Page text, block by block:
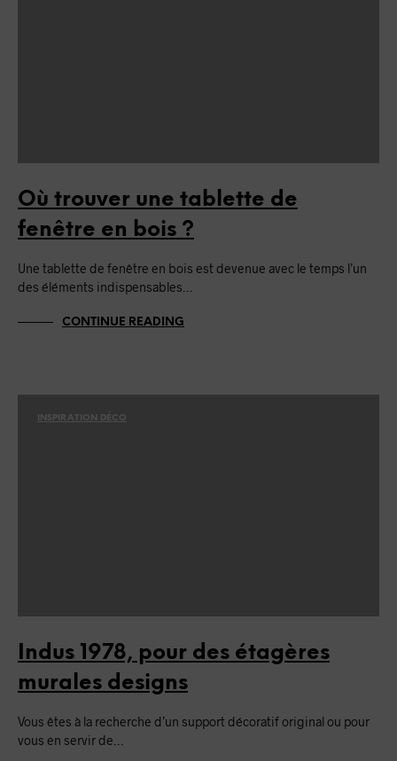
Où trouver une tablette de
fenêtre en bois ?
Une tablette de fenêtre en bois est devenue avec le temps l’un
des éléments indispensables…
CONTINUE READING
INSPIRATION DÉCO
Indus 1978, pour des étagères
murales designs
Vous êtes à la recherche d’un support décoratif original ou pour
vous en servir de…